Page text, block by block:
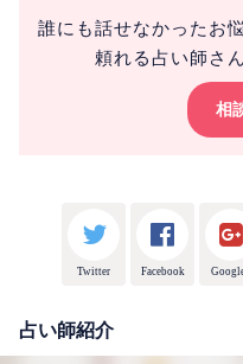
誰にも話せなかったお
頼れる占い師さ
相
Twitter Facebook
占い師紹介